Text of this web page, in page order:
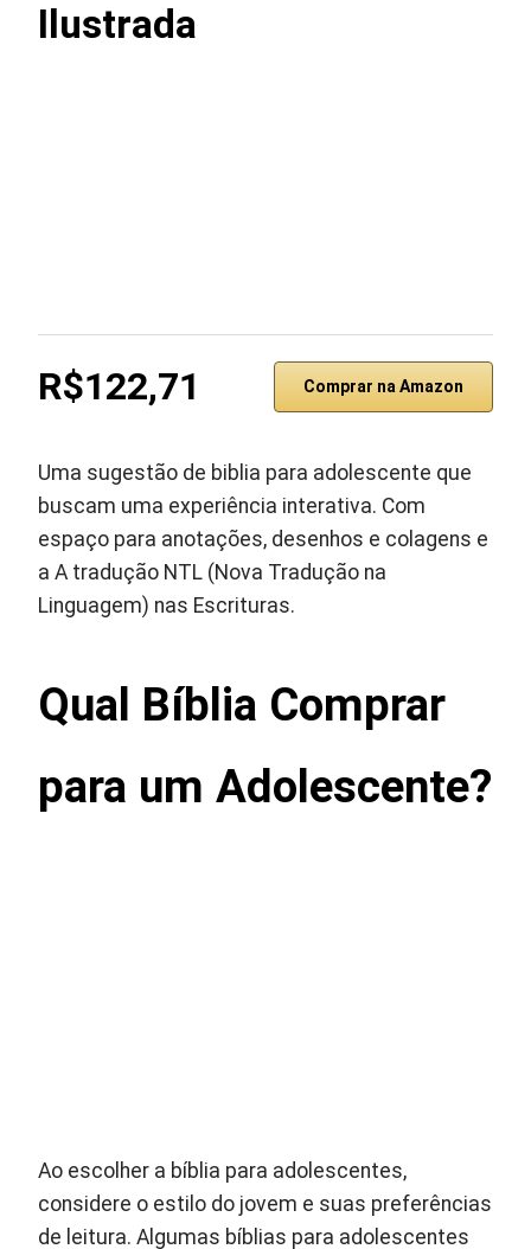
Ilustrada
R$122,71 Comprar na Amazon
Uma sugestão de biblia para adolescente que
buscam uma experiência interativa. Com
espaço para anotações, desenhos e colagens e
a A tradução NTL (Nova Tradução na
Linguagem) nas Escrituras.
Qual Bíblia Comprar
para um Adolescente?
Ao escolher a bíblia para adolescentes,
considere o estilo do jovem e suas preferências
de leitura. Algumas bíblias para adolescentes